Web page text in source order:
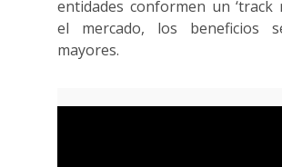
entidades conformen un ‘track
el mercado, los beneficios
mayores.